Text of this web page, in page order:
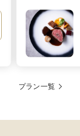
プラン一覧